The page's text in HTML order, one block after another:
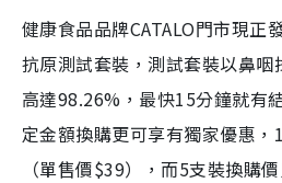
健康食品品牌CATALO門市現正
抗原測試套裝，測試套裝以鼻
高達98.26%，最快15分鐘就有
定金額換購更可享有獨家優惠
（單售價$39），而5支裝換購